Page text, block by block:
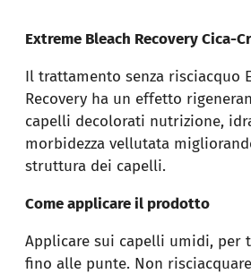
Extreme Bleach Recovery Cica-
Il trattamento senza risciacquo
Recovery ha un effetto
capelli decolorati nutrizione,
morbidezza vellutata
struttura dei capelli.
Come applicare il prodotto
Applicare sui capelli umidi, per
fino alle punte. Non